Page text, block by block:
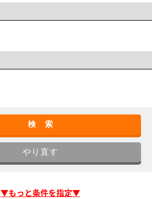
▼もっと条件を指定▼